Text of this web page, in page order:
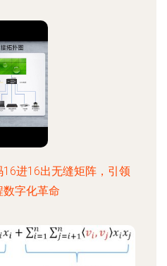
进16出无缝矩阵，引领
数字化革命